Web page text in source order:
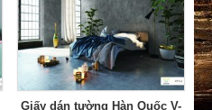
Giấy dán tường Hàn Quốc V-